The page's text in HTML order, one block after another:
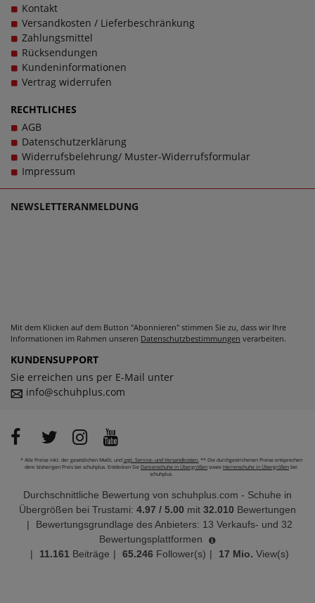
Kontakt
Versandkosten / Lieferbeschränkung
Zahlungsmittel
Rücksendungen
Kundeninformationen
Vertrag widerrufen
RECHTLICHES
AGB
Datenschutzerklärung
Widerrufsbelehrung/ Muster-Widerrufsformular
Impressum
NEWSLETTERANMELDUNG
Mit dem Klicken auf dem Button "Abonnieren" stimmen Sie zu, dass wir Ihre
Informationen im Rahmen unseren Datenschutzbestimmungen verarbeiten.
KUNDENSUPPORT
Sie erreichen uns per E-Mail unter
info@schuhplus.com
* Alle Preise inkl. der gesetzlichen MwSt. und zzgl. Service- und Versandkosten. ** Die durchgestrichenen Preise entsprechen
dem bisherigen Preis bei schuhplus. Entdecken Sie Damenschuhe in Übergrößen sowie Herrenschuhe in Übergrößen bei
schuhplus.
Durchschnittliche Bewertung von schuhplus.com - Schuhe in
Übergrößen bei Trustami: 4.97 / 5.00 mit 32.010 Bewertungen
|
Bewertungsgrundlage des Anbieters: 13 Verkaufs- und 32
Bewertungsplattformen
|
11.161 Beiträge | 65.246 Follower(s) | 17 Mio. View(s)